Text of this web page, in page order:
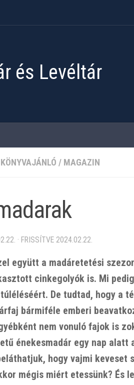
és Levéltár
KÖNYVAJÁNLÓ / MAGAZIN
· FRISSÍTVE 2024.02.22.
együtt a madáretetési
cinkegolyók is. Mi
De tudtad, hogy a
bármiféle emberi
nem vonuló fajok is
énekesmadár egy nap
hogy vajmi
mégis miért etessünk? És